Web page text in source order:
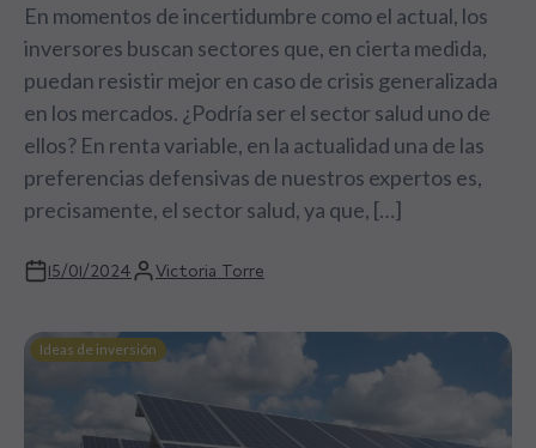
En momentos de incertidumbre como el actual, los
inversores buscan sectores que, en cierta medida,
puedan resistir mejor en caso de crisis generalizada
en los mercados. ¿Podría ser el sector salud uno de
ellos? En renta variable, en la actualidad una de las
preferencias defensivas de nuestros expertos es,
precisamente, el sector salud, ya que, […]
15/01/2024 Victoria Torre
Ideas de inversión